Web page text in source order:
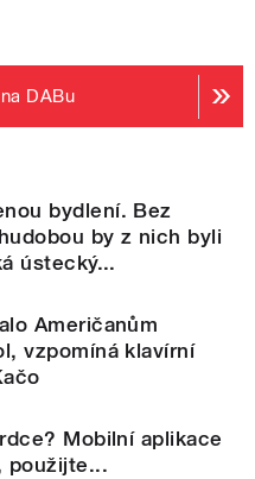
DABu
bydlení. Bez
by z nich byli
ústecký...
Američanům
vzpomíná klavírní
Mobilní aplikace
použijte...